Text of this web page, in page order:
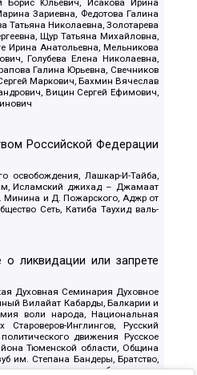
Борис Юльевич, Исакова Ирина
Зариевна, Федотова Галина
Татьяна Николаевна, Золотарева
Щур Татьяна Михайловна,
Ирина Анатольевна, Мельникова
Голубева Елена Николаевна,
Галина Юрьевна, Свечников
Маркович, Бахмин Вячеслав
Вицин Сергей Ефимович,
Российской Федерации
освобождения, Лашкар-И-Тайба,
Исламский джихад – Джамаат
Минина и Д. Пожарского, Аджр от
Сеть, Катиба Таухид валь-
ликвидации или запрете
Духовная Семинария Духовное
Вилайат Кабарды, Балкарии и
воли народа, Национальная
Инглингов, Русский
движения Русское
Тюменской области, Община
им. Степана Бандеры, Братство,
национальное объединение